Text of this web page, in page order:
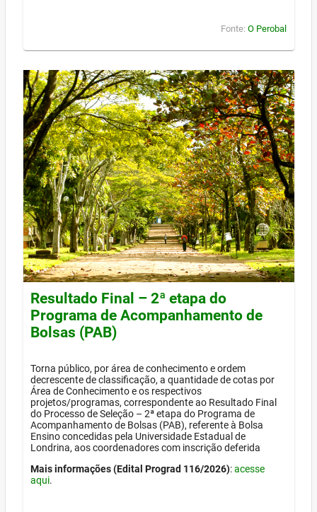
Fonte: O Perobal
Resultado Final – 2ª etapa do
Programa de Acompanhamento de
Bolsas (PAB)
Torna público, por área de conhecimento e ordem
decrescente de classificação, a quantidade de cotas por
Área de Conhecimento e os respectivos
projetos/programas, correspondente ao Resultado Final
do Processo de Seleção – 2ª etapa do Programa de
Acompanhamento de Bolsas (PAB), referente à Bolsa
Ensino concedidas pela Universidade Estadual de
Londrina, aos coordenadores com inscrição deferida
Mais informações (Edital Prograd 116/2026):acesse
aqui.